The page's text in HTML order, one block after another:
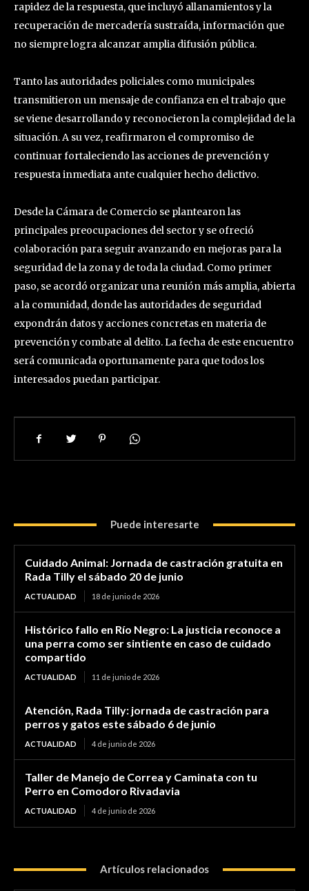
rapidez de la respuesta, que incluyó allanamientos y la
recuperación de mercadería sustraída, información que
no siempre logra alcanzar amplia difusión pública.
Tanto las autoridades policiales como municipales
transmitieron un mensaje de confianza en el trabajo que
se viene desarrollando y reconocieron la complejidad de la
situación. A su vez, reafirmaron el compromiso de
continuar fortaleciendo las acciones de prevención y
respuesta inmediata ante cualquier hecho delictivo.
Desde la Cámara de Comercio se plantearon las
principales preocupaciones del sector y se ofreció
colaboración para seguir avanzando en mejoras para la
seguridad de la zona y de toda la ciudad. Como primer
paso, se acordó organizar una reunión más amplia, abierta
a la comunidad, donde las autoridades de seguridad
expondrán datos y acciones concretas en materia de
prevención y combate al delito. La fecha de este encuentro
será comunicada oportunamente para que todos los
interesados puedan participar.
Puede interesarte
Cuidado Animal: Jornada de castración gratuita en
Rada Tilly el sábado 20 de junio
ACTUALIDAD 18 de junio de 2026
Histórico fallo en Río Negro: La justicia reconoce a
una perra como ser sintiente en caso de cuidado
compartido
ACTUALIDAD 11 de junio de 2026
Atención, Rada Tilly: jornada de castración para
perros y gatos este sábado 6 de junio
ACTUALIDAD 4 de junio de 2026
Taller de Manejo de Correa y Caminata con tu
Perro en Comodoro Rivadavia
ACTUALIDAD 4 de junio de 2026
Artículos relacionados